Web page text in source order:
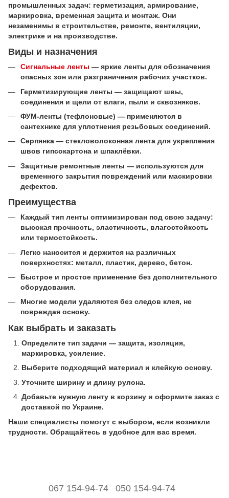
промышленных задач: герметизация, армирование,
маркировка, временная защита и монтаж. Они
незаменимы в строительстве, ремонте, вентиляции,
электрике и на производстве.
Виды и назначения
Сигнальные ленты — яркие ленты для обозначения
опасных зон или разграничения рабочих участков.
Герметизирующие ленты — защищают швы,
соединения и щели от влаги, пыли и сквозняков.
ФУМ-ленты (тефлоновые) — применяются в
сантехнике для уплотнения резьбовых соединений.
Серпянка — стекловолоконная лента для укрепления
швов гипсокартона и шпаклёвки.
Защитные ремонтные ленты — используются для
временного закрытия повреждений или маскировки
дефектов.
Преимущества
Каждый тип ленты оптимизирован под свою задачу:
высокая прочность, эластичность, влагостойкость
или термостойкость.
Легко наносится и держится на различных
поверхностях: металл, пластик, дерево, бетон.
Быстрое и простое применение без дополнительного
оборудования.
Многие модели удаляются без следов клея, не
повреждая основу.
Как выбрать и заказать
Определите тип задачи — защита, изоляция,
маркировка, усиление.
Выберите подходящий материал и клейкую основу.
Уточните ширину и длину рулона.
Добавьте нужную ленту в корзину и оформите заказ с
доставкой по Украине.
Наши специалисты помогут с выбором, если возникли
трудности. Обращайтесь в удобное для вас время.
067 154-94-74 050 154-94-74